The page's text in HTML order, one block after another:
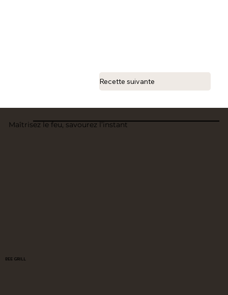
Recette suivante
Maîtrisez le feu, savourez l’instant
BEE GRILL